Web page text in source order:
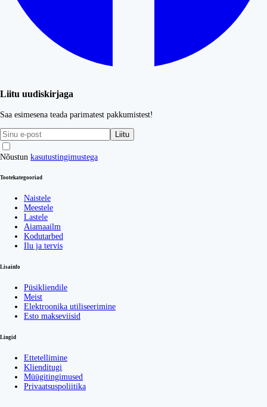
Liitu uudiskirjaga
Saa esimesena teada parimatest pakkumistest!
Liitu
Nõustun kasutustingimustega
Tootekategooriad
Naistele
Meestele
Lastele
Aiamaailm
Kodutarbed
Ilu ja tervis
Lisainfo
Püsikliendile
Meist
Elektroonika utiliseerimine
Esto makseviisid
Lingid
Ettetellimine
Klienditugi
Müügitingimused
Privaatsuspoliitika